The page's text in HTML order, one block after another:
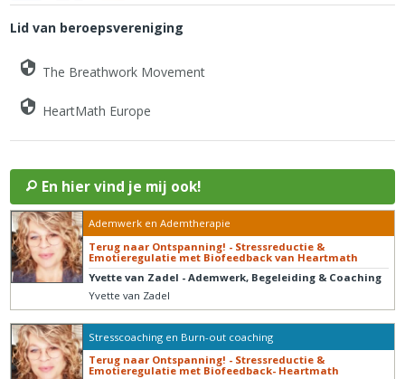
Lid van beroepsvereniging
The Breathwork Movement
HeartMath Europe
En hier vind je mij ook!
Ademwerk en Ademtherapie
Terug naar Ontspanning! - Stressreductie &
Emotieregulatie met Biofeedback van Heartmath
Yvette van Zadel - Ademwerk, Begeleiding & Coaching
Yvette van Zadel
Stresscoaching en Burn-out coaching
Terug naar Ontspanning! - Stressreductie &
Emotieregulatie met Biofeedback- Heartmath